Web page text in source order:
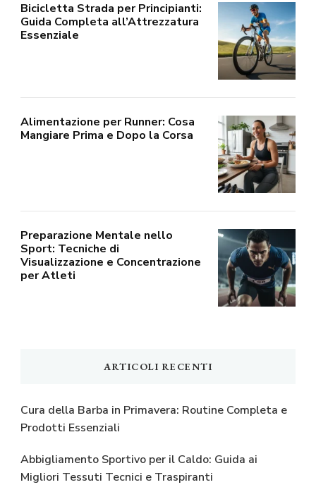
Bicicletta Strada per Principianti:
Guida Completa all’Attrezzatura
Essenziale
Alimentazione per Runner: Cosa
Mangiare Prima e Dopo la Corsa
Preparazione Mentale nello
Sport: Tecniche di
Visualizzazione e Concentrazione
per Atleti
ARTICOLI RECENTI
Cura della Barba in Primavera: Routine Completa e
Prodotti Essenziali
Abbigliamento Sportivo per il Caldo: Guida ai
Migliori Tessuti Tecnici e Traspiranti